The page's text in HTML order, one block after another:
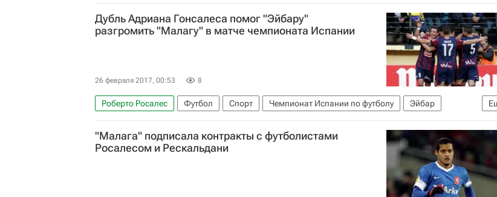
Дубль Адриана Гонсалеса помог "Эйбару"
разгромить "Малагу" в матче чемпионата Испании
26 февраля 2017, 00:53 8
Роберто Росалес Футбол Спорт Чемпионат Испании по футболу
Эйбар
Малага
Реал Сосьедад Бетис Адриан Гонсалес
"Малага" подписала контракты с футболистами
Росалесом и Рескальдани